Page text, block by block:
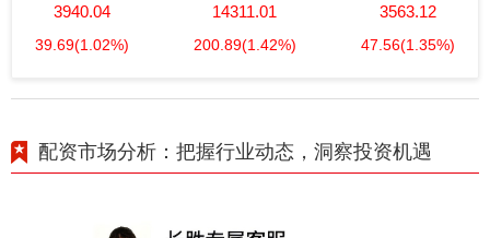
3940.04
39.69(1.02%)
14311.01
200.89(1.42%)
3563.12
47.56(1.35%)
配资市场分析：把握行业动态，洞察投资机遇